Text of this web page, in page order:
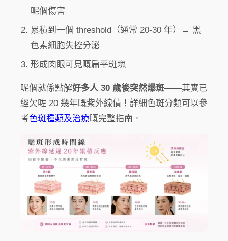
呢個傷害
累積到一個 threshold（通常 20-30 年）→ 黑
色素細胞失控分泌
形成肉眼可見嘅扁平斑塊
呢個就係點解好多人 30 歲後突然爆斑——其實已
經欠咗 20 幾年嘅紫外線債！詳細色斑分類可以參
考色斑種類及治療嘅完整指南。